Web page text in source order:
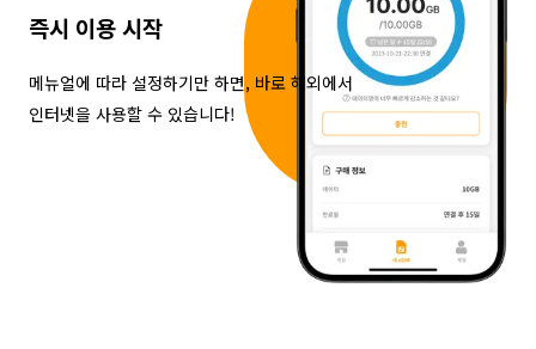
즉시 이용 시작
메뉴얼에 따라 설정하기만 하면, 바로 해외에서
인터넷을 사용할 수 있습니다!